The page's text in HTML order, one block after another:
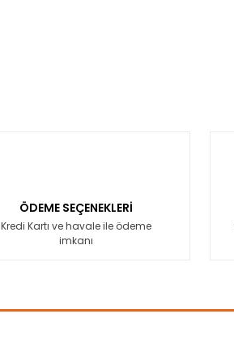
ÖDEME SEÇENEKLERİ
Kredi Kartı ve havale ile ödeme
imkanı